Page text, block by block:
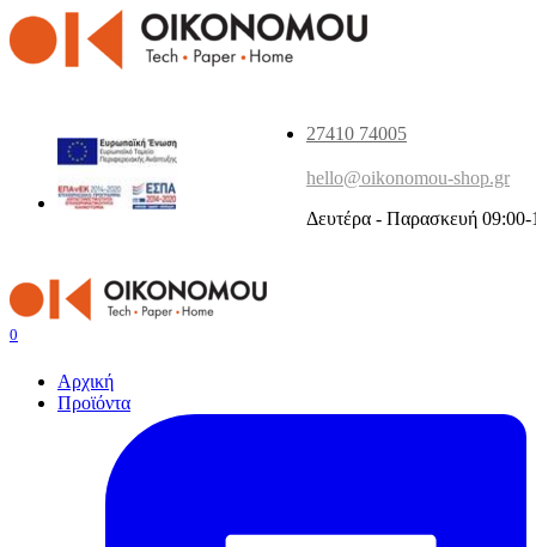
27410 74005
hello@oikonomou-shop.gr
Δευτέρα - Παρασκευή 09:00-
0
Αρχική
Προϊόντα